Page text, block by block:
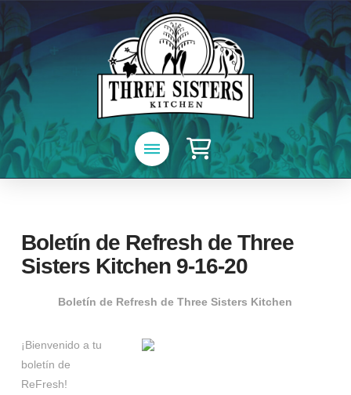
Boletín de Refresh de Three
Sisters Kitchen 9-16-20
Boletín de Refresh de Three Sisters Kitchen
¡Bienvenido a tu
boletín de
ReFresh!